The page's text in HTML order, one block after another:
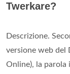
Twerkare?
Descrizione.
versione web
Online), la parola